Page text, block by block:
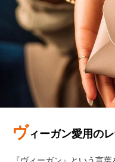
ヴィーガン愛用の
『ヴィーガン』という言